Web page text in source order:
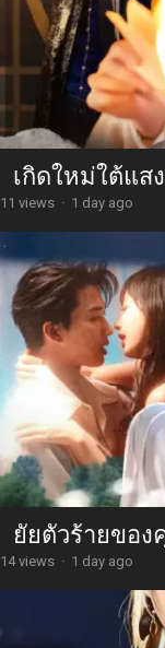
เกิดใหม่ใต้แ
11 views · 1 day ago
ยัยตัวร้ายขอ
14 views · 1 day ago